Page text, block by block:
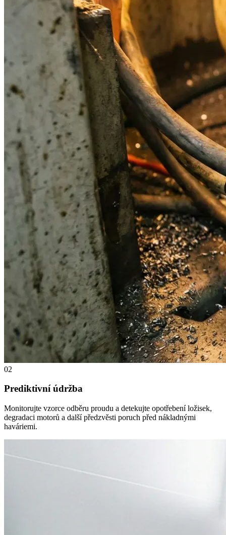
02
Prediktivní údržba
Monitorujte vzorce odběru proudu a detekujte opotřebení ložisek,
degradaci motorů a další předzvěsti poruch před nákladnými
haváriemi.